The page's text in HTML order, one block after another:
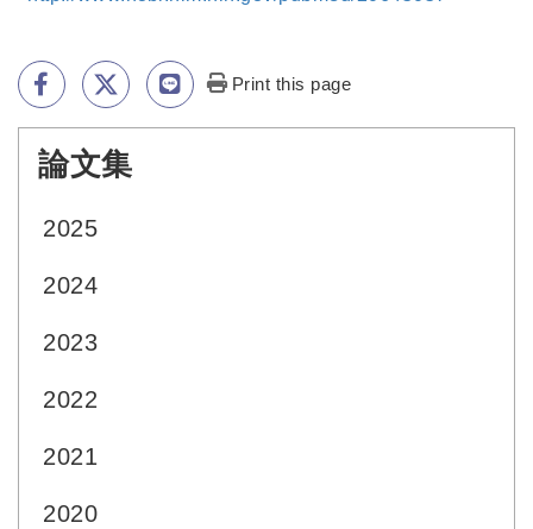
Print this page
論文集
2025
2024
2023
2022
2021
2020